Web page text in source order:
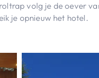
volg je de oever
je opnieuw het hotel.